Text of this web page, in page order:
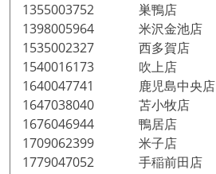
1355003752 巣鴨店
1398005964 米沢金池店
1535002327 西多賀店
1540016173 吹上店
1640047741 鹿児島中央店
1647038040 苫小牧店
1676046944 鴨居店
1709062399 米子店
1779047052 手稲前田店